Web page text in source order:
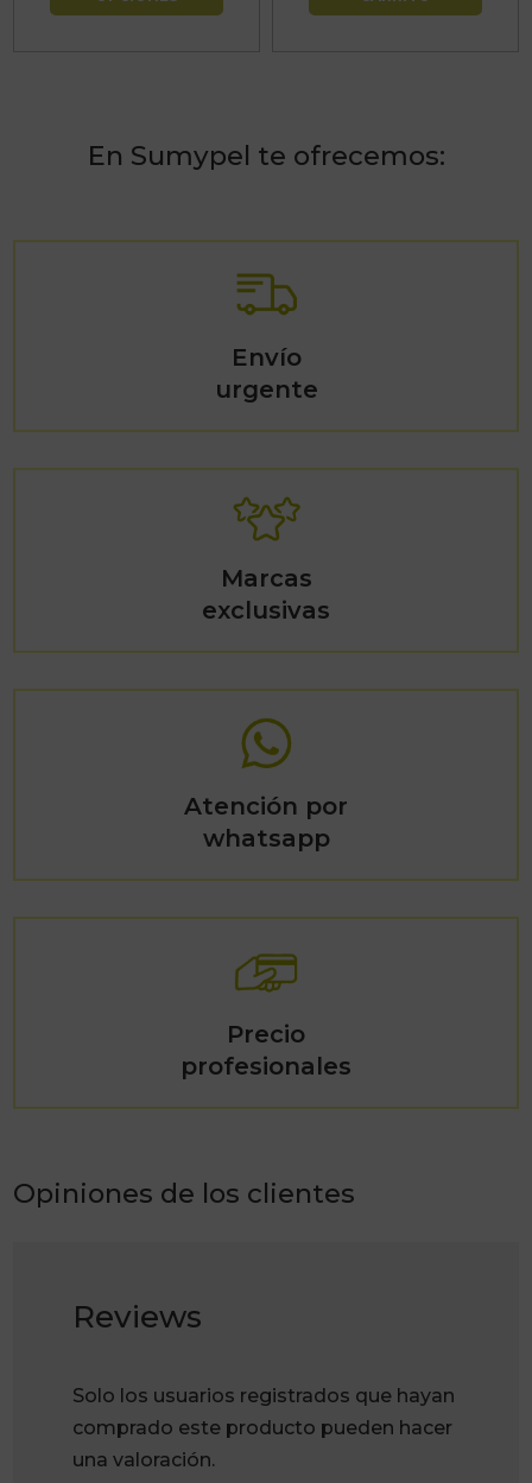
En Sumypel te ofrecemos:
Envío
urgente
Marcas
exclusivas
Atención por
whatsapp
Precio
profesionales
Opiniones de los clientes
Reviews
Solo los usuarios registrados que hayan
comprado este producto pueden hacer
una valoración.